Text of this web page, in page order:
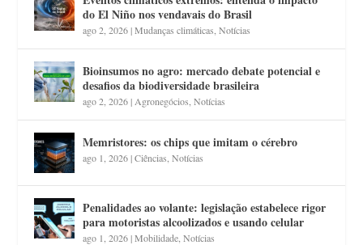
do El Niño nos vendavais do Brasil
ago 2, 2026|Mudanças climáticas ,Notícias
Bioinsumos no agro: mercado debate potencial e
desafios da biodiversidade brasileira
ago 2, 2026| Agronegócios ,Notícias
Memristores: os chips que imitam o cérebro
ago 1, 2026|Ciências ,Notícias
Penalidades ao volante: legislação estabelece rigor
para motoristas alcoolizados e usando celular
ago 1, 2026|Mobilidade ,Notícias